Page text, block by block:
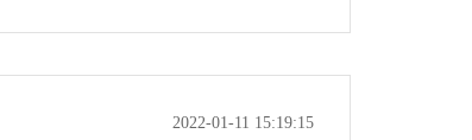
2022-01-11 15:19:15